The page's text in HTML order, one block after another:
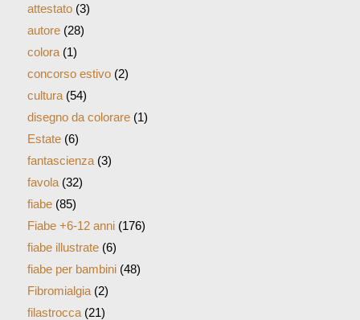
attestato(3)
autore(28)
colora(1)
concorso estivo(2)
cultura(54)
disegno da colorare(1)
Estate(6)
fantascienza(3)
favola(32)
fiabe(85)
Fiabe +6-12 anni(176)
fiabe illustrate(6)
fiabe per bambini(48)
Fibromialgia(2)
filastrocca(21)